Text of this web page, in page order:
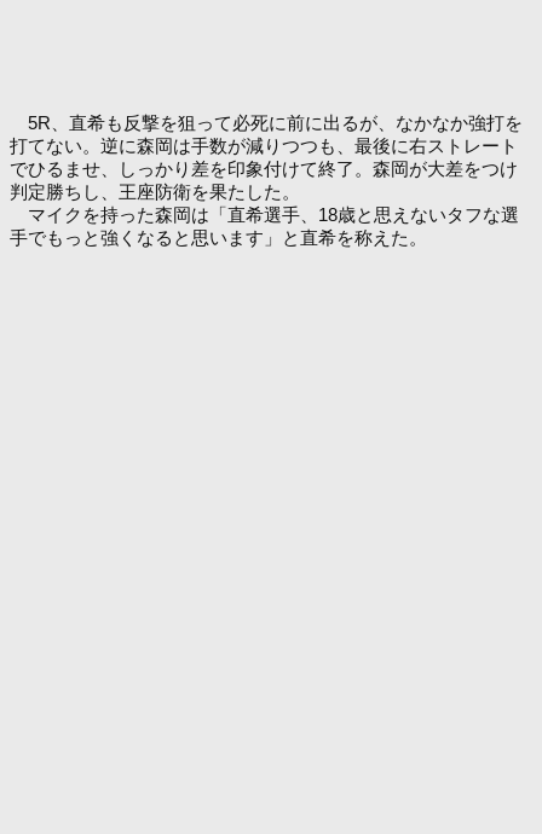
5R、直希も反撃を狙って必死に前に出るが、なかなか強打を
打てない。逆に森岡は手数が減りつつも、最後に右ストレート
でひるませ、しっかり差を印象付けて終了。森岡が大差をつけ
判定勝ちし、王座防衛を果たした。
マイクを持った森岡は「直希選手、18歳と思えないタフな選
手でもっと強くなると思います」と直希を称えた。